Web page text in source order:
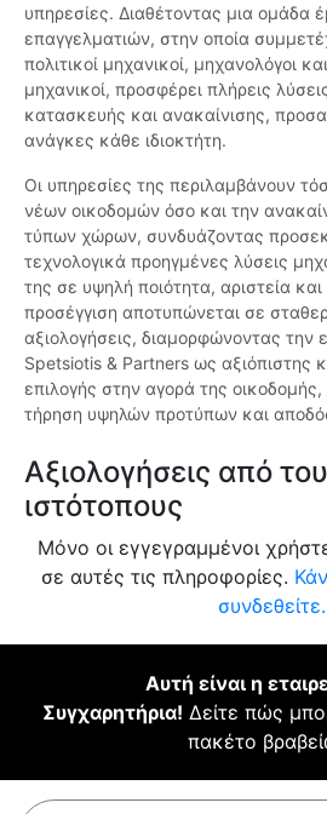
υπηρεσίες. Διαθέτοντας μια ομάδα
επαγγελματιών, στην οποία
πολιτικοί μηχανικοί, μηχανολόγοι
μηχανικοί, προσφέρει πλήρεις
κατασκευής και ανακαίνισης,
ανάγκες κάθε ιδιοκτήτη.
Οι υπηρεσίες της περιλαμβάνουν
νέων οικοδομών όσο και την
τύπων χώρων, συνδυάζοντας
τεχνολογικά προηγμένες λύσεις
της σε υψηλή ποιότητα, αριστεία
προσέγγιση αποτυπώνεται σε
αξιολογήσεις, διαμορφώνοντας την
Spetsiotis & Partners ως αξιόπιστης
επιλογής στην αγορά της
τήρηση υψηλών προτύπων και
Αξιολογήσεις από
ιστότοπους
Μόνο οι εγγεγραμμένοι
σε αυτές τις πληροφορίες.
συνδεθείτε.
Αυτή είναι η
Συγχαρητήρια! Δείτε πώς
πακέτο